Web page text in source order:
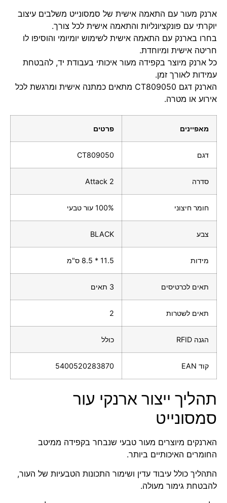
ארנק מעור עם התאמה אישית של סמסונייט משלבים עיצוב
יוקרתי עם פונקציונליות והתאמה אישית לכל צורך.
בחרו בארנק עם התאמה אישית לשימוש יומיומי והוסיפו לו
חריטה אישית ומיוחדת.
כל ארנק מיוצר בקפידה מעור איכותי בעבודת יד, להבטחת
עמידות לאורך זמן.
הארנק דגם CT809050 מתאים כמתנה אישית ומרגשת לכל
אירוע או מטרה.
מאפיינים פרטים
דגם CT809050
סדרה Attack 2
חומר חיצוני 100% עור טבעי
צבע BLACK
מידות 11.5 * 8.5 ס"מ
תאים לכרטיסים 3 תאים
תאים לשטרות 2
הגנה RFID כולל
קוד EAN 5400520283870
תהליך ייצור ארנקי עור
סמסונייט
הארנקים מיוצרים מעור טבעי שנבחר בקפידה ממיטב
החומרים האיכותיים ביותר.
התהליך כולל עיבוד עדין ושימור התכונות הטבעיות של העור,
להבטחת גימור מעולה.